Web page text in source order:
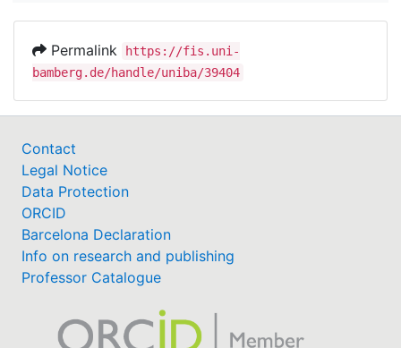
Permalink
https://fis.uni-
bamberg.de/handle/uniba/39404
Contact
Legal Notice
Data Protection
ORCID
Barcelona Declaration
Info on research and publishing
Professor Catalogue